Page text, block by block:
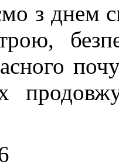
з днем